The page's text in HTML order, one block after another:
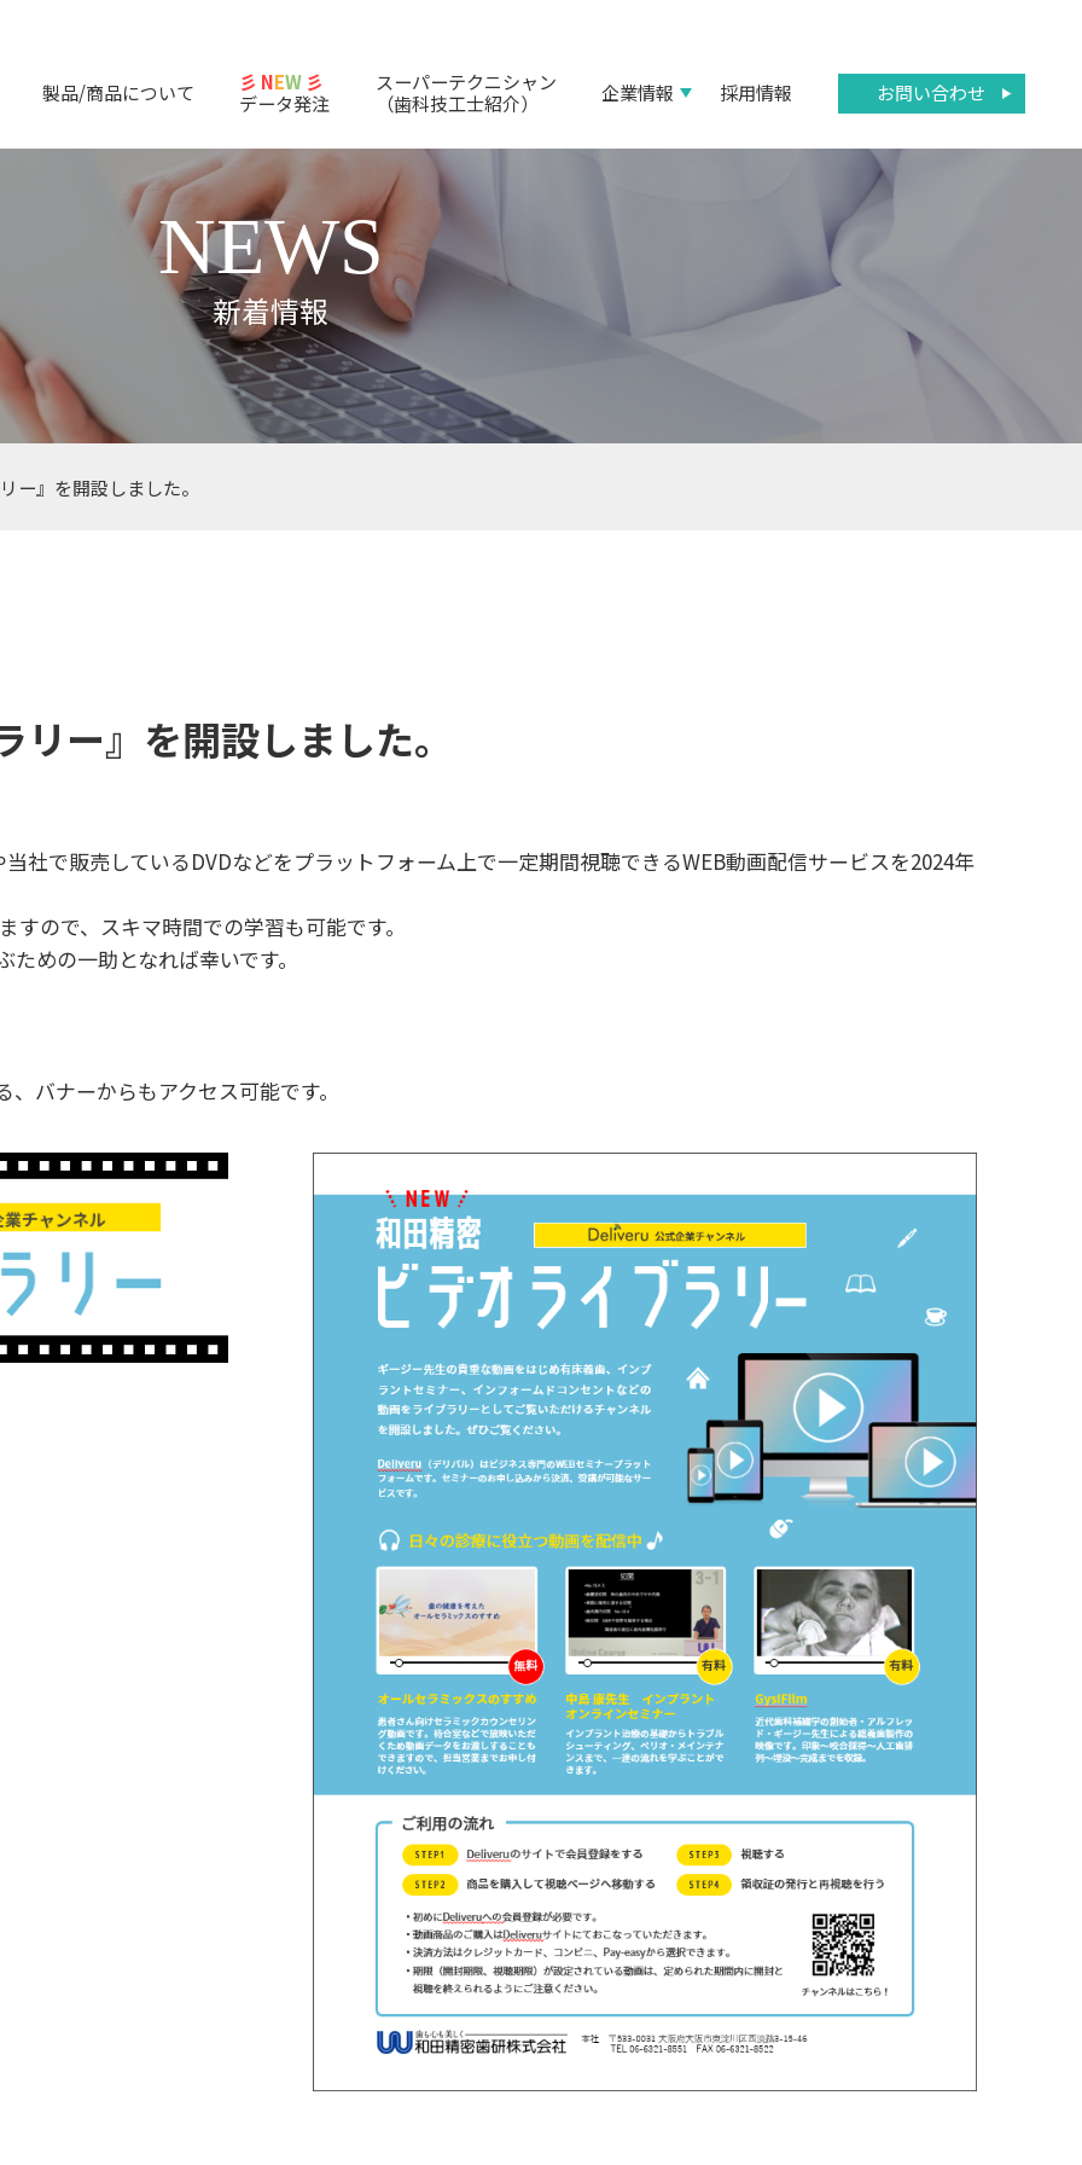
製品/商品について 彡 NEW 彡
データ発注
スーパーテクニシャン
（歯科技工士紹介）
企業情報 採用情報 お問い合わせ
NEWS
新着情報
ー』を開設しました。
ー』を開設しました。
社で販売しているDVDなどをプラットフォーム上で一定期間視聴できるWEB動画配信サービスを2024年
ので、スキマ時間での学習も可能です。
めの一助となれば幸いです。
バナーからもアクセス可能です。